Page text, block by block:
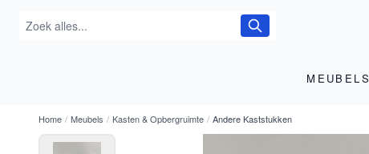
MEUBELS
Home / Meubels / Kasten & Opbergruimte / Andere Kaststukken